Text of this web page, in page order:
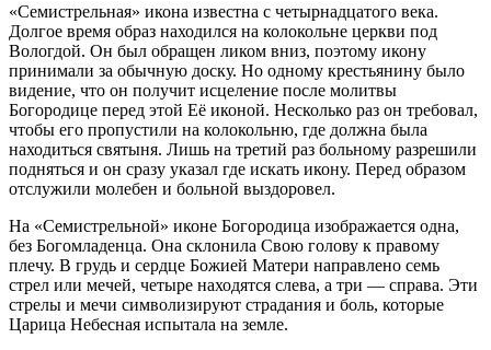
«Семистрельная» икона известна с четырнадцатого века.
Долгое время образ находился на колокольне церкви под
Вологдой. Он был обращен ликом вниз, поэтому икону
принимали за обычную доску. Но одному крестьянину было
видение, что он получит исцеление после молитвы
Богородице перед этой Её иконой. Несколько раз он требовал,
чтобы его пропустили на колокольню, где должна была
находиться святыня. Лишь на третий раз больному разрешили
подняться и он сразу указал где искать икону. Перед образом
отслужили молебен и больной выздоровел.
На «Семистрельной» иконе Богородица изображается одна,
без Богомладенца. Она склонила Свою голову к правому
плечу. В грудь и сердце Божией Матери направлено семь
стрел или мечей, четыре находятся слева, а три — справа. Эти
стрелы и мечи символизируют страдания и боль, которые
Царица Небесная испытала на земле.